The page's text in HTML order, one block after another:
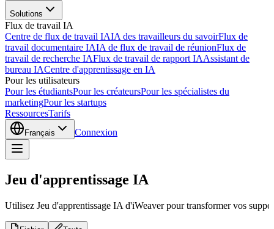
Solutions
Flux de travail IA
Centre de flux de travail IAIA des travailleurs du savoirFlux de
travail documentaire IAIA de flux de travail de réunionFlux de
travail de recherche IAFlux de travail de rapport IAAssistant de
bureau IACentre d'apprentissage en IA
Pour les utilisateurs
Pour les étudiantsPour les créateursPour les spécialistes du
marketingPour les startups
RessourcesTarifs
Français Connexion
Jeu d'apprentissage IA
Utilisez Jeu d'apprentissage IA d'iWeaver pour transformer vos